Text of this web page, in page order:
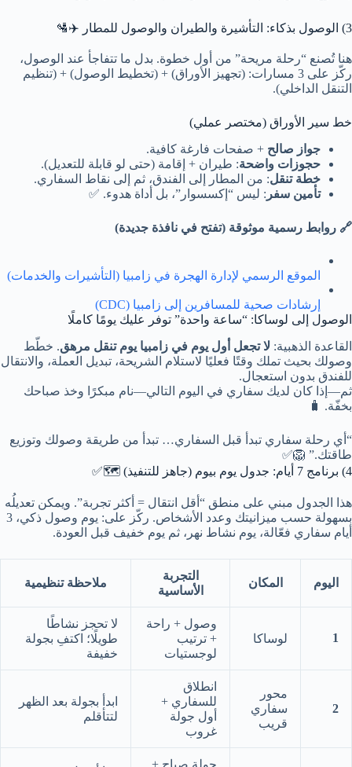
3) الوصول بذكاء: التأشيرة والطيران والوصول للمطار ✈️🛂
هنا تُصنع “رحلة مريحة” من أول خطوة. بدل ما تتفاجأ عند الوصول،
ركّز على 3 مسارات: (تجهيز الأوراق) + (تخطيط الوصول) + (تنظيم
التنقل الداخلي).
خط سير الأوراق (مختصر عملي)
جواز صالح + صفحات فارغة كافية.
حجوزات واضحة: طيران + إقامة (حتى لو قابلة للتعديل).
خطة تنقل: من المطار إلى الفندق، ثم إلى نقاط السفاري.
تأمين سفر : ليس “إكسسوار”، بل أداة هدوء. ✅
🔗 روابط رسمية موثوقة (تفتح في نافذة جديدة)
الموقع الرسمي لإدارة الهجرة في زامبيا (التأشيرات والخدمات)
إرشادات صحية للمسافرين إلى زامبيا (CDC)
الوصول إلى لوساكا: “ساعة واحدة” توفر عليك يومًا كاملًا
القاعدة الذهبية: لا تجعل أول يوم في زامبيا يوم تنقل مرهق. خطّط
وصولك بحيث تملك وقتًا فعليًا لاستلام الشريحة، تبديل العملة، والانتقال
للفندق بدون استعجال.
ثم—إذا كان لديك سفاري في اليوم التالي—نام مبكرًا وخذ صباحك
بخفّة. 🧳
“أي رحلة سفاري تبدأ قبل السفاري… تبدأ من طريقة وصولك وتوزيع
طاقتك.” 🦁✅
4) برنامج 7 أيام: جدول يوم بيوم (جاهز للتنفيذ) 🗺️✅
هذا الجدول مبني على منطق “أقل انتقال = أكثر تجربة”. ويمكن تعديلُه
بسهولة حسب ميزانيتك وعدد الأشخاص. ركّز على: يوم وصول ذكي، 3
أيام سفاري فعّالة، يوم نشاط نهر، ثم يوم خفيف قبل العودة.
اليوم المكان
التجربة
الأساسية
ملاحظة تنظيمية
1 لوساكا
وصول + راحة
+ ترتيب
لوجستيات
لا تحجز نشاطًا
طويلًا؛ اكتفِ بجولة
خفيفة
2
محور
سفاري
قريب
انطلاق
للسفاري +
أول جولة
غروب
ابدأ بجولة بعد الظهر
لتتأقلم
جولة صباح +